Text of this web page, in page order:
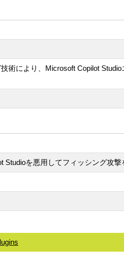
術により、Microsoft Copilot
を悪用してフィッシング攻撃